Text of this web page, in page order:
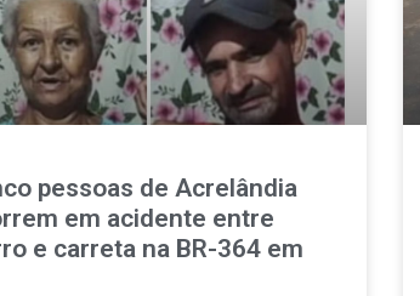
pessoas de Acrelândia
em acidente entre
e carreta na BR-364 em